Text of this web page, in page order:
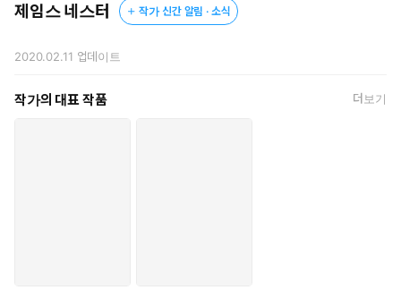
제임스 네스터 작가 신간 알림 · 소식
2020.02.11 업데이트
작가의 대표 작품 더보기